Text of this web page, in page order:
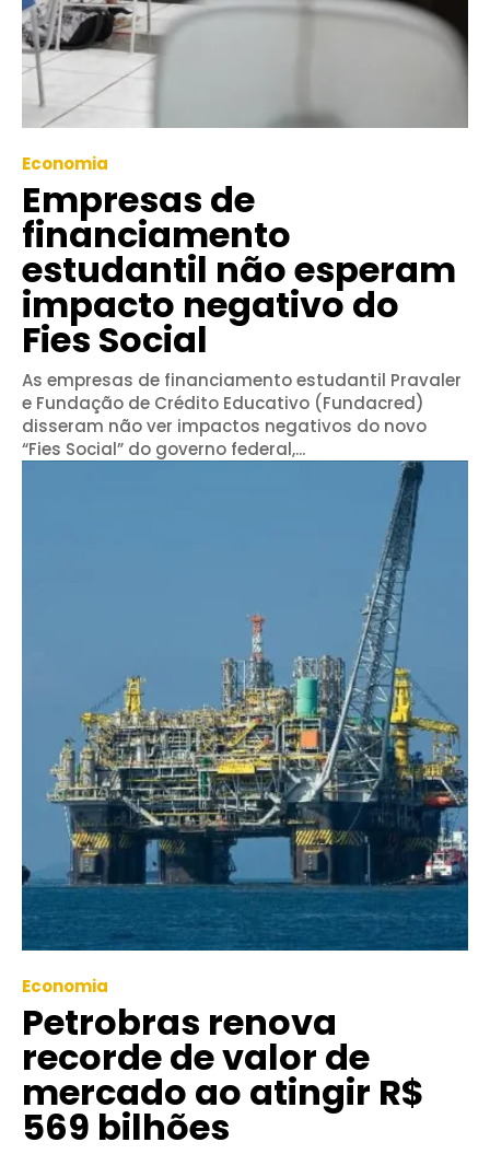
Economia
Empresas de
financiamento
estudantil não esperam
impacto negativo do
Fies Social
As empresas de financiamento estudantil Pravaler
e Fundação de Crédito Educativo (Fundacred)
disseram não ver impactos negativos do novo
“Fies Social” do governo federal,...
Economia
Petrobras renova
recorde de valor de
mercado ao atingir R$
569 bilhões